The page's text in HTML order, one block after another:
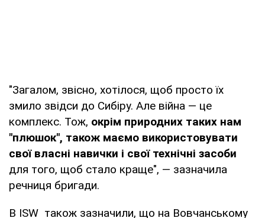
"Загалом, звісно, хотілося, щоб просто їх
змило звідси до Сибіру. Але війна — це
комплекс. Тож, окрім природних таких нам
"плюшок", також маємо використовувати
свої власні навички і свої технічні засоби
для того, щоб стало краще", — зазначила
речниця бригади.
В ISW також зазначили, що на Вовчанському